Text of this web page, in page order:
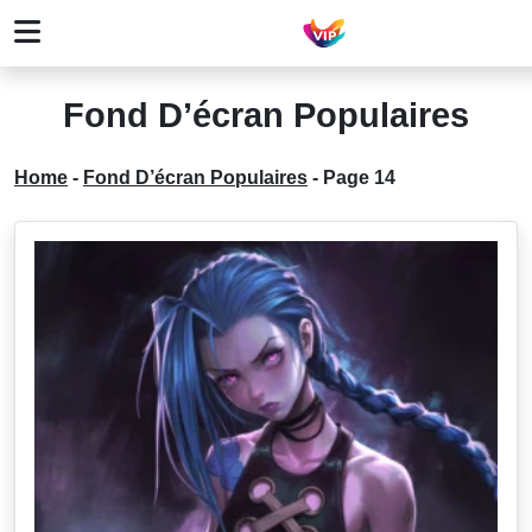
Fond D’écran Populaires
Home - Fond D’écran Populaires - Page 14